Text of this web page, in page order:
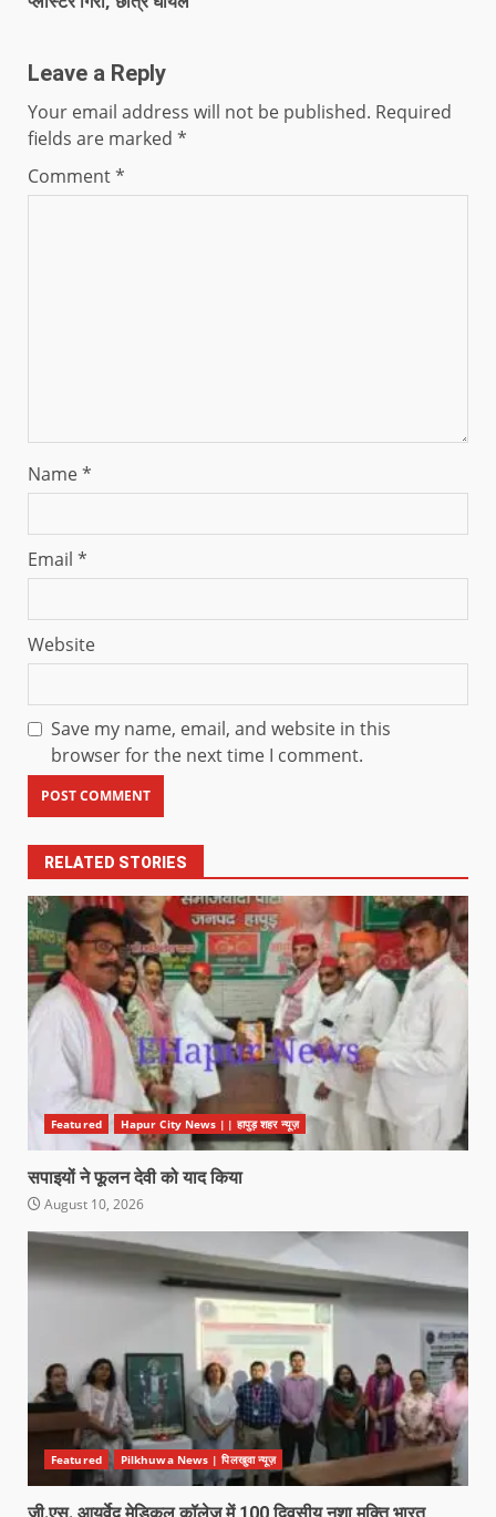
Leave a Reply
Your email address will not be published. Required
fields are marked *
Comment*
Name*
Email *
Website
Save my name, email, and website in this
browser for the next time I comment.
RELATED STORIES
Featured Hapur City News || हापुड़ शहर न्यूज़
सपाइयों ने फूलन देवी को याद किया
August 10, 2026
Featured Pilkhuwa News | पिलखुवा न्यूज़
जी.एस. आयुर्वेद मेडिकल कॉलेज में 100 दिवसीय नशा मुक्ति भारत